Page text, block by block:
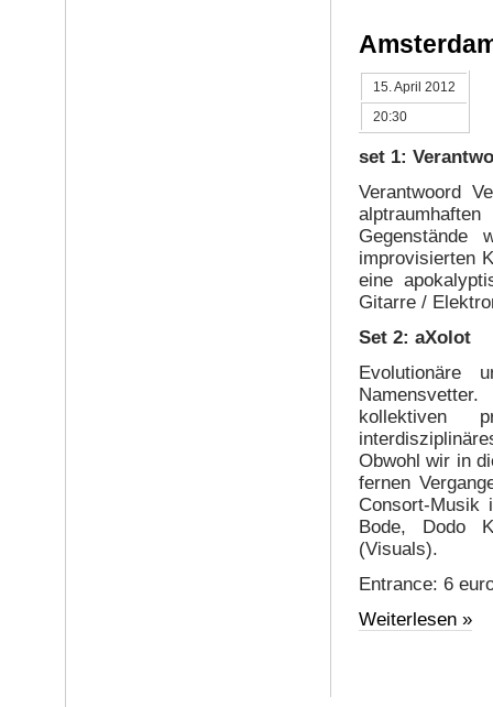
15. April 2012
20:30
set 1:
Verantwoord
Gegenstände
improvisierten
eine
Gitarre /
Set 2: aXolot
Evolutionäre
kollektiven
Obwohl wir in
fernen
Consort-Musik
Bode, Dodo
(Visuals).
Entrance: 6
Weiterlesen »